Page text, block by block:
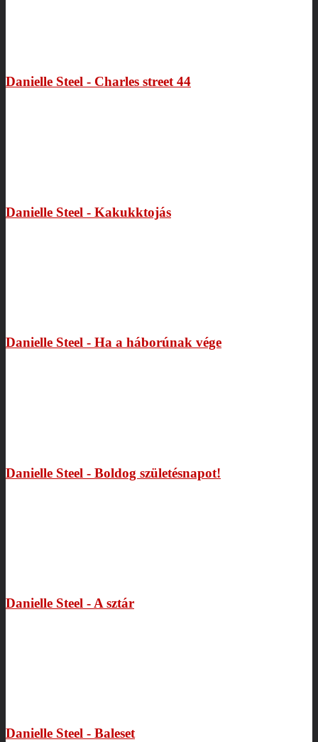
Danielle Steel - Charles street 44
Danielle Steel - Kakukktojás
Danielle Steel - Ha a háborúnak vége
Danielle Steel - Boldog születésnapot!
Danielle Steel - A sztár
Danielle Steel - Baleset